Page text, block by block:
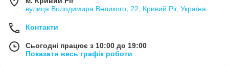
вулиця Володимира Великого, 22, Кривий Ріг, Україна
Контакти
Сьогодні працює з 10:00 до 19:00
Показати весь графік роботи